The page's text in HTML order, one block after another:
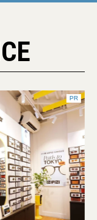
PR